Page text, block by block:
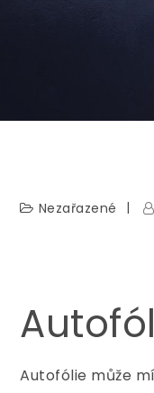
Nezařazené
Autofólie může